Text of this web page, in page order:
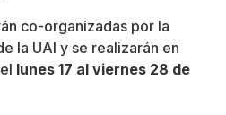
co-organizadas por la
la UAI y se realizarán en
lunes 17 al viernes 28 de